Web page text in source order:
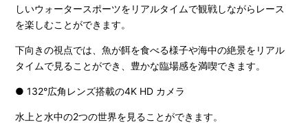
しいウォータースポーツをリアルタイムで観戦しながらレース
を楽しむことができます。
下向きの視点では、魚が餌を食べる様子や海中の絶景をリアル
タイムで見ることができ、豊かな臨場感を満喫できます。
● 132°広角レンズ搭載の4K HD カメラ
水上と水中の2つの世界を見ることができます。